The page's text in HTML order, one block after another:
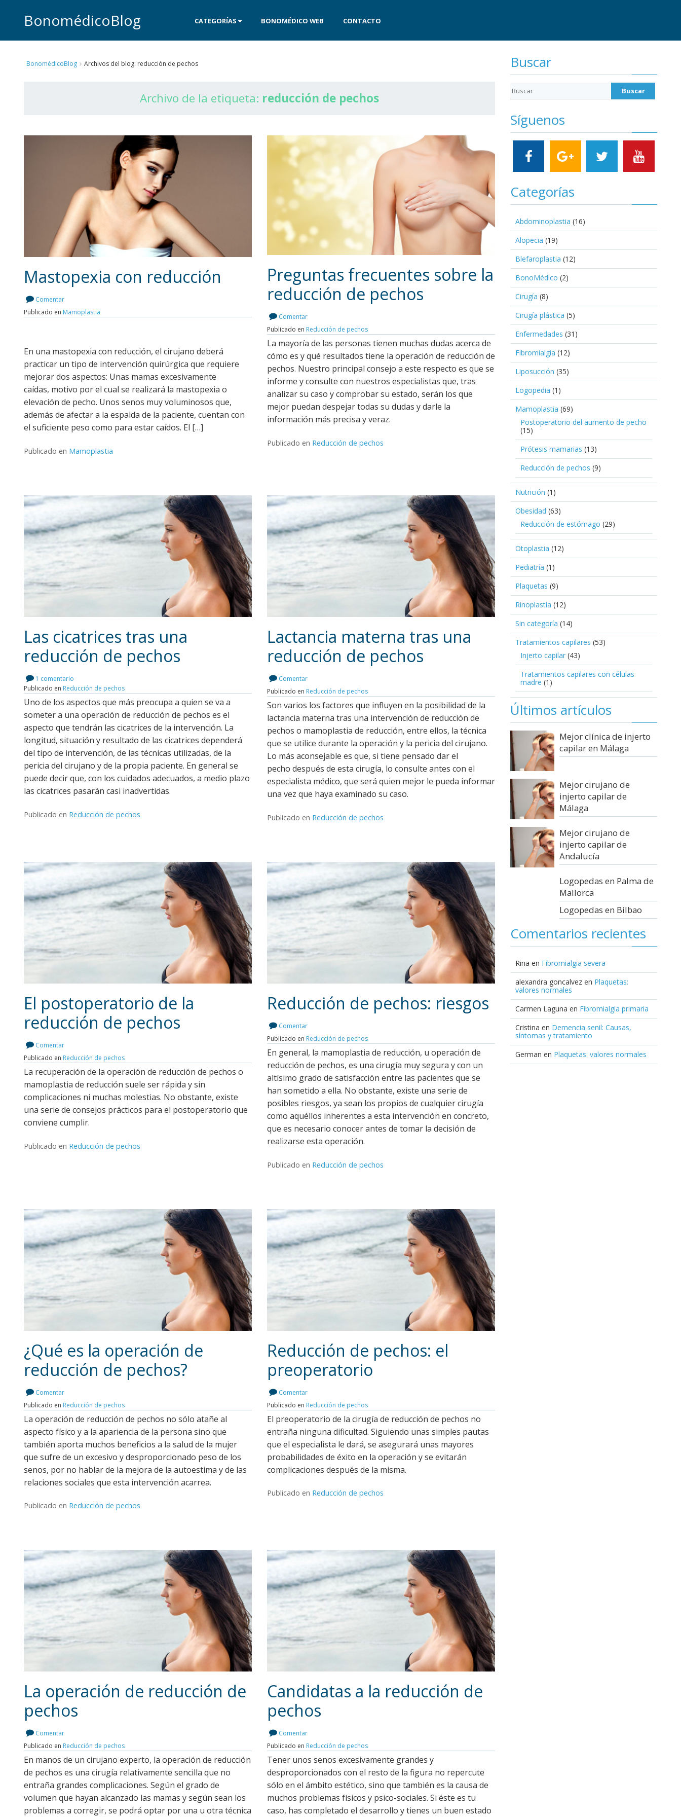
BonomédicoBlog CATEGORÍAS BONOMÉDICO WEB CONTACTO
BonomédicoBlog Archivos del blog: reducción de pechos
Archivo de la etiqueta: reducción de pechos
Leer más
Mastopexia con reducción
Comentar
Publicado en Mamoplastia
En una mastopexia con reducción, el cirujano deberá
practicar un tipo de intervención quirúrgica que requiere
mejorar dos aspectos: Unas mamas excesivamente
caídas, motivo por el cual se realizará la mastopexia o
elevación de pecho. Unos senos muy voluminosos que,
además de afectar a la espalda de la paciente, cuentan con
el suficiente peso como para estar caídos. El […]
Publicado en Mamoplastia
Preguntas frecuentes sobre la
reducción de pechos
Comentar
Publicado en Reducción de pechos
La mayoría de las personas tienen muchas dudas acerca de
cómo es y qué resultados tiene la operación de reducción de
pechos. Nuestro principal consejo a este respecto es que se
informe y consulte con nuestros especialistas que, tras
analizar su caso y comprobar su estado, serán los que
mejor puedan despejar todas su dudas y darle la
información más precisa y veraz.
Publicado en Reducción de pechos
Las cicatrices tras una
reducción de pechos
1 comentario
Publicado en Reducción de pechos
Uno de los aspectos que más preocupa a quien se va a
someter a una operación de reducción de pechos es el
aspecto que tendrán las cicatrices de la intervención. La
longitud, situación y resultado de las cicatrices dependerá
del tipo de intervención, de las técnicas utilizadas, de la
pericia del cirujano y de la propia paciente. En general se
puede decir que, con los cuidados adecuados, a medio plazo
las cicatrices pasarán casi inadvertidas.
Publicado en Reducción de pechos
Lactancia materna tras una
reducción de pechos
Comentar
Publicado en Reducción de pechos
Son varios los factores que influyen en la posibilidad de la
lactancia materna tras una intervención de reducción de
pechos o mamoplastia de reducción, entre ellos, la técnica
que se utilice durante la operación y la pericia del cirujano.
Lo más aconsejable es que, si tiene pensado dar el
pecho después de esta cirugía, lo consulte antes con el
especialista médico, que será quien mejor le pueda informar
una vez que haya examinado su caso.
Publicado en Reducción de pechos
El postoperatorio de la
reducción de pechos
Comentar
Publicado en Reducción de pechos
La recuperación de la operación de reducción de pechos o
mamoplastia de reducción suele ser rápida y sin
complicaciones ni muchas molestias. No obstante, existe
una serie de consejos prácticos para el postoperatorio que
conviene cumplir.
Publicado en Reducción de pechos
Leer más
Reducción de pechos: riesgos
Comentar
Publicado en Reducción de pechos
En general, la mamoplastia de reducción, u operación de
reducción de pechos, es una cirugía muy segura y con un
altísimo grado de satisfacción entre las pacientes que se
han sometido a ella. No obstante, existe una serie de
posibles riesgos, ya sean los propios de cualquier cirugía
como aquéllos inherentes a esta intervención en concreto,
que es necesario conocer antes de tomar la decisión de
realizarse esta operación.
Publicado en Reducción de pechos
¿Qué es la operación de
reducción de pechos?
Comentar
Publicado en Reducción de pechos
La operación de reducción de pechos no sólo atañe al
aspecto físico y a la apariencia de la persona sino que
también aporta muchos beneficios a la salud de la mujer
que sufre de un excesivo y desproporcionado peso de los
senos, por no hablar de la mejora de la autoestima y de las
relaciones sociales que esta intervención acarrea.
Publicado en Reducción de pechos
Reducción de pechos: el
preoperatorio
Comentar
Publicado en Reducción de pechos
El preoperatorio de la cirugía de reducción de pechos no
entraña ninguna dificultad. Siguiendo unas simples pautas
que el especialista le dará, se asegurará unas mayores
probabilidades de éxito en la operación y se evitarán
complicaciones después de la misma.
Publicado en Reducción de pechos
La operación de reducción de
pechos
Comentar
Publicado en Reducción de pechos
En manos de un cirujano experto, la operación de reducción
de pechos es una cirugía relativamente sencilla que no
entraña grandes complicaciones. Según el grado de
volumen que hayan alcanzado las mamas y según sean los
problemas a corregir, se podrá optar por una u otra técnica
Candidatas a la reducción de
pechos
Comentar
Publicado en Reducción de pechos
Tener unos senos excesivamente grandes y
desproporcionados con el resto de la figura no repercute
sólo en el ámbito estético, sino que también es la causa de
muchos problemas físicos y psico-sociales. Si éste es tu
caso, has completado el desarrollo y tienes un buen estado
Buscar
Síguenos
Categorías
Abdominoplastia (16)
Alopecia (19)
Blefaroplastia (12)
BonoMédico (2)
Cirugía (8)
Cirugía plástica (5)
Enfermedades (31)
Fibromialgia (12)
Liposucción (35)
Logopedia (1)
Mamoplastia (69)
Postoperatorio del aumento de pecho
(15)
Prótesis mamarias (13)
Reducción de pechos (9)
Nutrición (1)
Obesidad (63)
Reducción de estómago (29)
Otoplastia (12)
Pediatría (1)
Plaquetas (9)
Rinoplastia (12)
Sin categoría (14)
Tratamientos capilares (53)
Injerto capilar (43)
Tratamientos capilares con células
madre (1)
Últimos artículos
Mejor clínica de injerto
capilar en Málaga
Mejor cirujano de
injerto capilar de
Málaga
Mejor cirujano de
injerto capilar de
Andalucía
Logopedas en Palma de
Mallorca
Logopedas en Bilbao
Comentarios recientes
Rina en Fibromialgia severa
alexandra goncalvez en Plaquetas:
valores normales
Carmen Laguna en Fibromialgia primaria
Cristina en Demencia senil: Causas,
síntomas y tratamiento
German en Plaquetas: valores normales